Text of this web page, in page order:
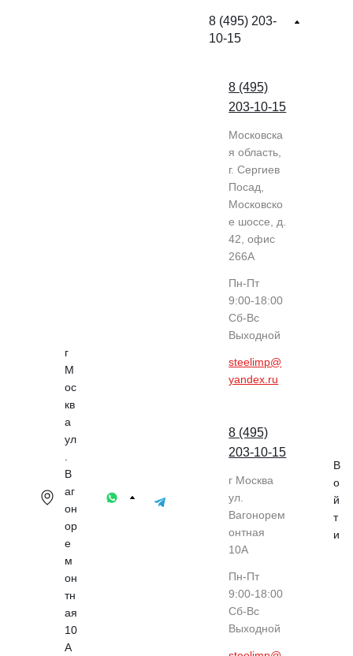
г
М
ос
кв
а
ул
В
аг
он
ор
е
м
он
тн
ая
10
А
8 (495) 203-
10-15
8 (495)
203-10-15
Московска
я область,
г. Сергиев
Посад,
Московско
е шоссе, д.
42, офис
266А
Пн-Пт
9:00-18:00
Cб-Вс
Выходной
steelimp@
yandex.ru
8 (495)
203-10-15
г Москва
ул.
Вагонорем
онтная
10А
Пн-Пт
9:00-18:00
Cб-Вс
Выходной
В
о
й
т
и